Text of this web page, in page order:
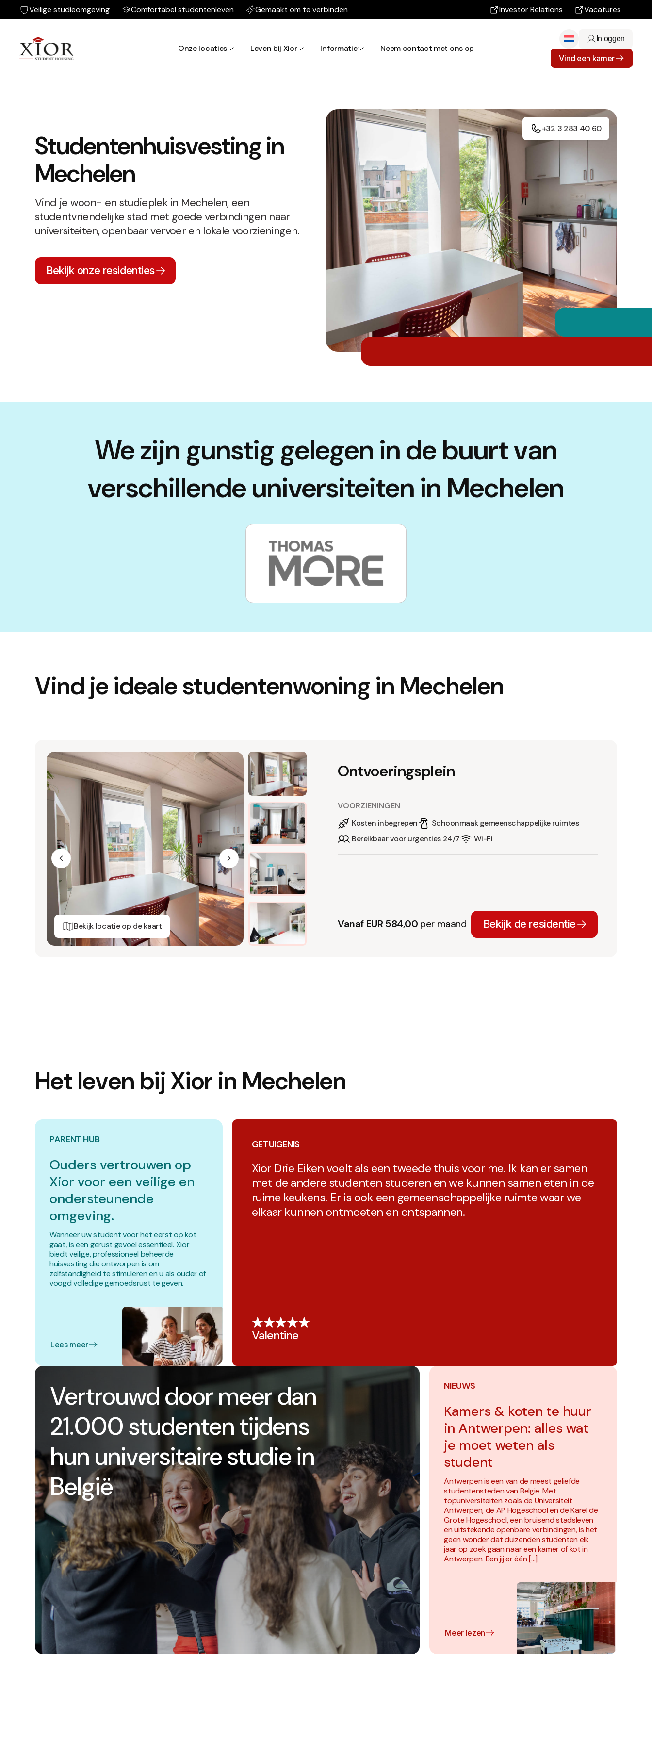
Veilige studieomgeving Comfortabel studentenleven Gemaakt om te verbinden Investor Relations Vacatures
Onze locaties Leven bij Xior Informatie Neem contact met ons op
Inloggen
Vind een kamer
Studentenhuisvesting in
Mechelen
Vind je woon- en studieplek in Mechelen, een
studentvriendelijke stad met goede verbindingen naar
universiteiten, openbaar vervoer en lokale voorzieningen.
Bekijk onze residenties
+32 3 283 40 60
We zijn gunstig gelegen in de buurt van
verschillende universiteiten in Mechelen
Vind je ideale studentenwoning in Mechelen
Bekijk locatie op de kaart
Ontvoeringsplein
VOORZIENINGEN
Kosten inbegrepen
Schoonmaak gemeenschappelijke ruimtes
Bereikbaar voor urgenties 24/7
Wi-Fi
Vanaf EUR 584,00 per maand Bekijk de residentie
Het leven bij Xior in Mechelen
PARENT HUB
Ouders vertrouwen op
Xior voor een veilige en
ondersteunende
omgeving.
Wanneer uw student voor het eerst op kot
gaat, is een gerust gevoel essentieel. Xior
biedt veilige, professioneel beheerde
huisvesting die ontworpen is om
zelfstandigheid te stimuleren en u als ouder of
voogd volledige gemoedsrust te geven.
Lees meer
GETUIGENIS
Xior Drie Eiken voelt als een tweede thuis voor me. Ik kan er samen
met de andere studenten studeren en we kunnen samen eten in de
ruime keukens. Er is ook een gemeenschappelijke ruimte waar we
elkaar kunnen ontmoeten en ontspannen.
Valentine
Vertrouwd door meer dan
21.000 studenten tijdens
hun universitaire studie in
België
NIEUWS
Kamers & koten te huur
in Antwerpen: alles wat
je moet weten als
student
Antwerpen is een van de meest geliefde
studentensteden van België. Met
topuniversiteiten zoals de Universiteit
Antwerpen, de AP Hogeschool en de Karel de
Grote Hogeschool, een bruisend stadsleven
en uitstekende openbare verbindingen, is het
geen wonder dat duizenden studenten elk
jaar op zoek gaan naar een kamer of kot in
Antwerpen. Ben jij er één […]
Meer lezen